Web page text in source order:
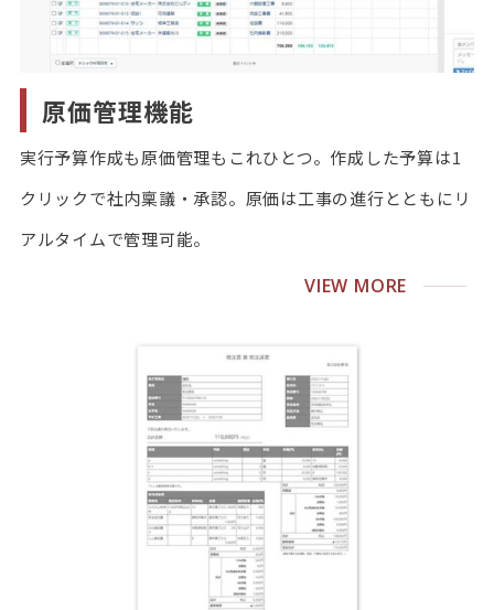
原価管理機能
実行予算作成も原価管理もこれひとつ。作成した予算は1
クリックで社内稟議・承認。原価は工事の進行とともにリ
アルタイムで管理可能。
VIEW MORE